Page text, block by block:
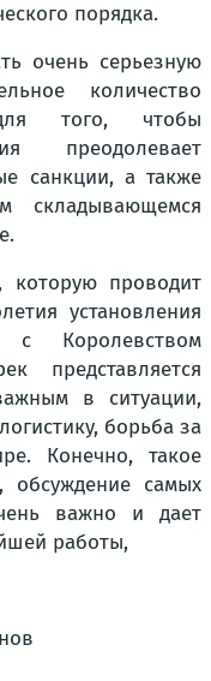
порядка.
очень серьезную
количество
того, чтобы
преодолевает
санкции, а также
проводит
установления
с Королевством
представляется
в ситуации,
борьба за
Конечно, такое
обсуждение самых
важно и дает
работы,